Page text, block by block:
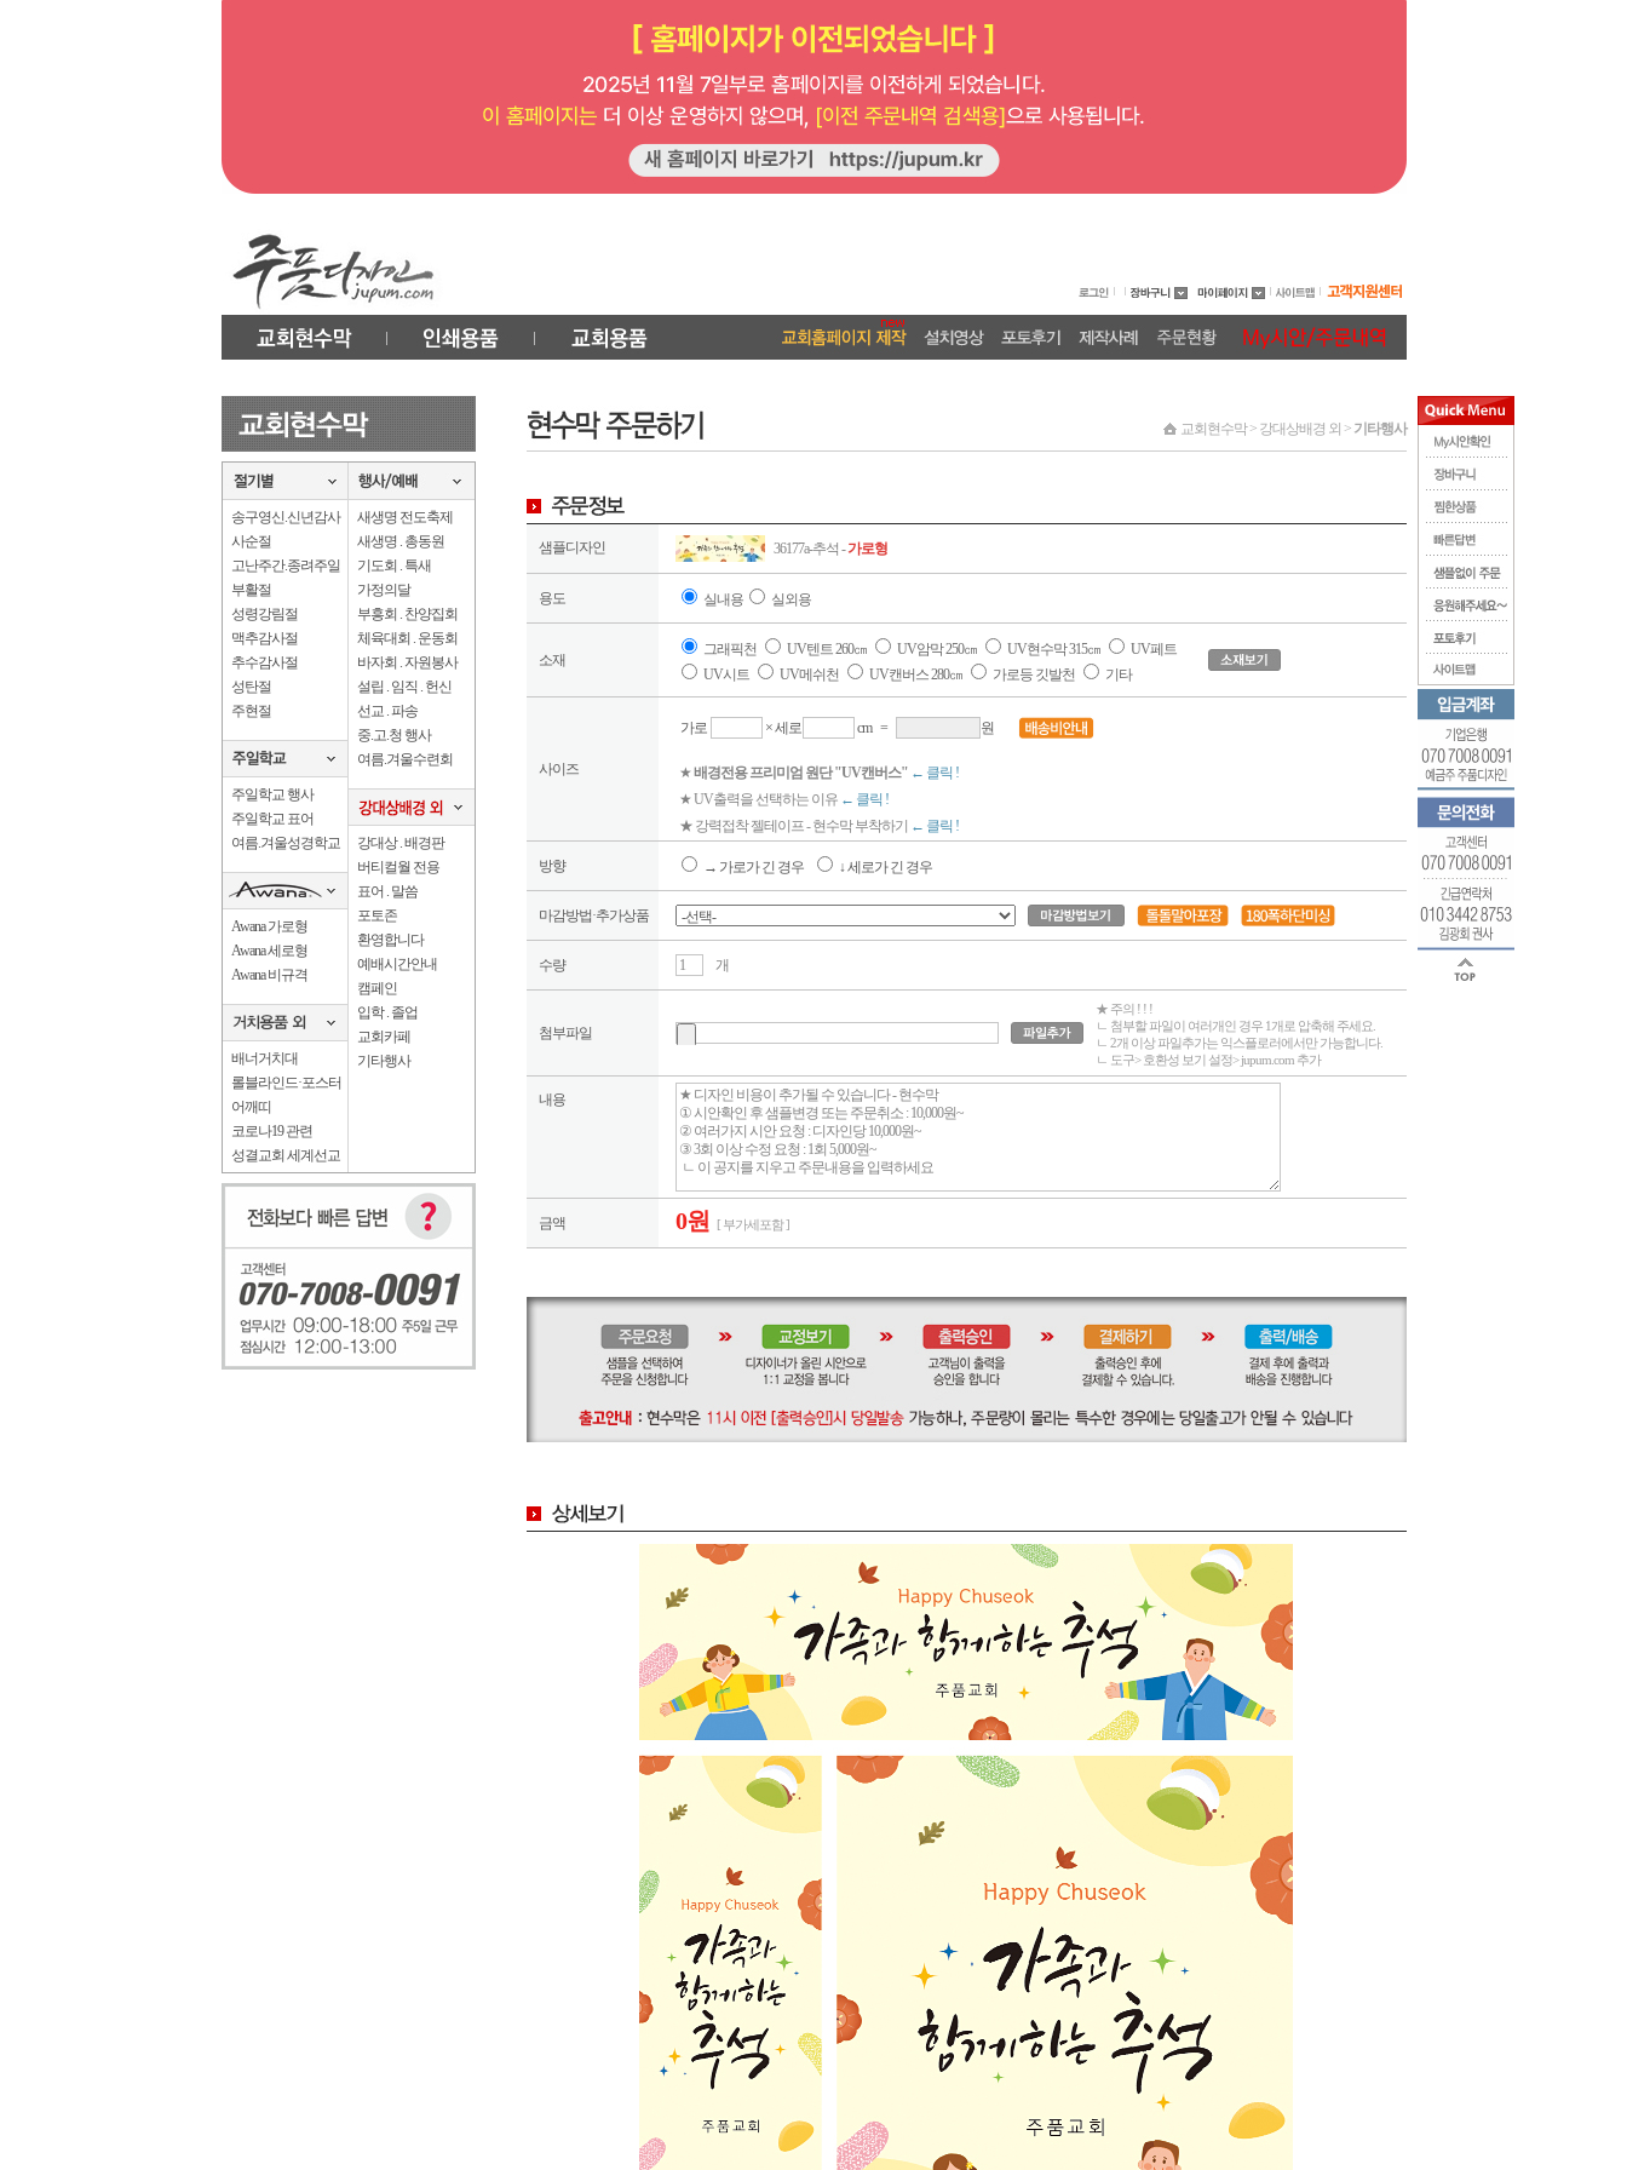
송구영신.신년감사
사순절
고난주간.종려주일
부활절
성령강림절
맥추감사절
추수감사절
성탄절
주현절
주일학교 행사
주일학교 표어
여름.겨울성경학교
Awana 가로형
Awana 세로형
Awana 비규격
배너거치대
롤블라인드·포스터
어깨띠
코로나19 관련
성결교회 세계선교
새생명 전도축제
새생명 . 총동원
기도회 . 특새
가정의달
부흥회 . 찬양집회
체육대회 . 운동회
바자회 . 자원봉사
설립 . 임직 . 헌신
선교 . 파송
중.고.청 행사
여름.겨울수련회
강대상 . 배경판
버티컬월 전용
표어 . 말씀
포토존
환영합니다
예배시간안내
캠페인
입학 . 졸업
교회카페
기타행사
교회현수막 > 강대상배경 외 > 기타행사
샘플디자인 36177a-추석 -가로형
용도 실내용 실외용
소재
그래픽천 UV텐트 260㎝ UV암막 250㎝ UV현수막 315㎝
UV페트
UV시트
UV메쉬천 UV캔버스 280㎝ 가로등 깃발천 기타
사이즈
가로 × 세로 cm = 원
★배경전용 프리미엄 원단 "UV캔버스" ← 클릭 !
★ UV출력을 선택하는 이유 ← 클릭 !
★ 강력접착 젤테이프 - 현수막 부착하기 ← 클릭 !
방향 → 가로가 긴 경우 ↓ 세로가 긴 경우
마감방법·추가상품
수량 개
첨부파일
★ 주의 ! ! !
ㄴ 첨부할 파일이 여러개인 경우 1개로 압축해 주세요.
ㄴ 2개 이상 파일추가는 익스플로러에서만 가능합니다.
ㄴ 도구> 호환성 보기 설정> jupum.com 추가
내용
금액 0원 [ 부가세포함 ]